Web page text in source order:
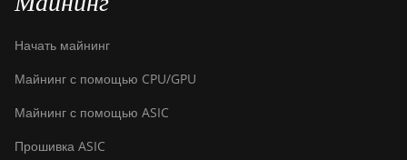
Начать майнинг
Майнинг с помощью CPU/GPU
Майнинг с помощью ASIC
Прошивка ASIC